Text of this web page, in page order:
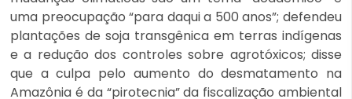
uma preocupação “para daqui a 500 anos”; defendeu
plantações de soja transgênica em terras indígenas
e a redução dos controles sobre agrotóxicos; disse
que a culpa pelo aumento do desmatamento na
Amazônia é da “pirotecnia” da fiscalização ambiental